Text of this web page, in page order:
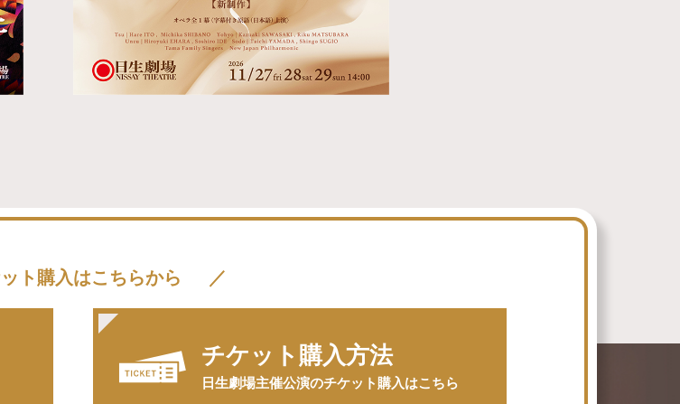
ト購入はこちらから
チケット購入方法
⽇⽣劇場主催公演のチケット購入はこちら